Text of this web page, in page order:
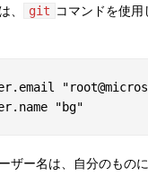
、 git コマンドを使用
ザー名は、自分のもの